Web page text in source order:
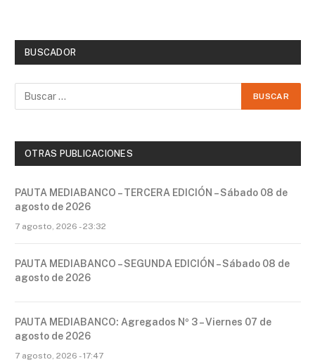
BUSCADOR
OTRAS PUBLICACIONES
PAUTA MEDIABANCO – TERCERA EDICIÓN – Sábado 08 de
agosto de 2026
7 agosto, 2026 - 23:32
PAUTA MEDIABANCO – SEGUNDA EDICIÓN – Sábado 08 de
agosto de 2026
PAUTA MEDIABANCO: Agregados Nº 3 – Viernes 07 de
agosto de 2026
7 agosto, 2026 - 17:47